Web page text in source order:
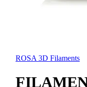
ROSA 3D Filaments